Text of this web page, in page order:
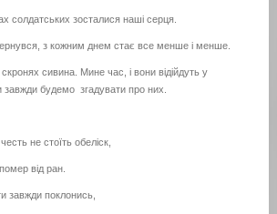
солдатських зосталися наші серця.
з кожним днем стає все менше і менше.
скронях сивина. Мине час, і вони відійдуть у
завжди будемо згадувати про них.
не стоїть обеліск,
від ран.
завжди поклонись,